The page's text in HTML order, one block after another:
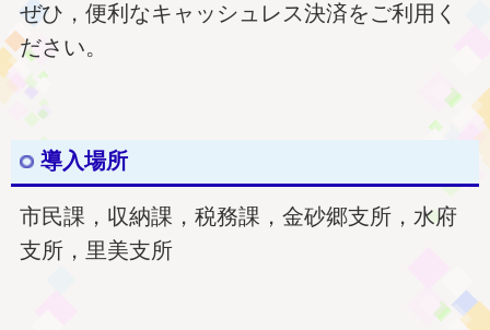
ぜひ，便利なキャッシュレス決済をご利用く
ださい。
導入場所
市民課，収納課，税務課，金砂郷支所，水府
支所，里美支所